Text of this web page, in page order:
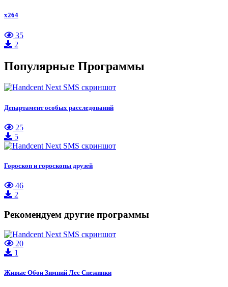
x264
35
2
Популярные Программы
Департамент особых расследований
25
5
Гороскоп и гороскопы друзей
46
2
Рекомендуем другие программы
20
1
Живые Обои Зимний Лес Снежинки